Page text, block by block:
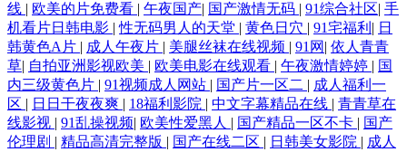
线 | 欧美的片免费看 | 午夜国产| 国产激情无码 | 91综合社区| 手
机看片日韩电影 |性无码男人的天堂 | 黄色日穴 | 91宅福利 | 日
韩黄色A片 | 成人午夜片 | 美腿丝袜在线视频 | 91网 | 依人青青
草| 自拍亚洲影视欧美 | 欧美电影在线观看 | 午夜激情婷婷 | 国
内三级黄色片 | 91视频成人网站 | 国产片一区二 | 成人福利一
区 | 日日干夜夜爽 | 18福利影院 | 中文字幕精品在线 | 青青草在
线影视 | 91乱操视频| 欧美性爱黑人 | 国产精品一区不卡 | 国产
伦理剧 | 精品高清完整版 | 国产在线二区 | 日韩美女影院 | 成人